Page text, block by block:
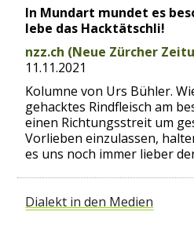
In Mundart mundet es
lebe das Hacktätschli!
nzz.ch (Neue Zürcher
11.11.2021
Kolumne von Urs Bühler.
gehacktes Rindfleisch am
einen Richtungsstreit um
Vorlieben einzulassen,
es uns noch immer lieber
Dialekt in den Medien